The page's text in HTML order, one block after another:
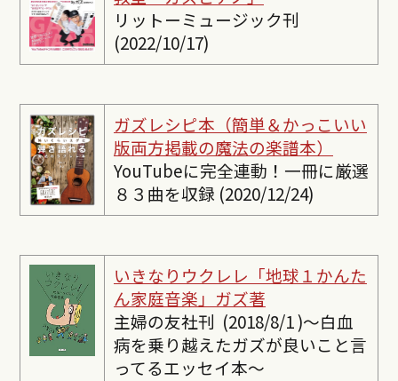
リットーミュージック刊
(2022/10/17)
ガズレシピ本（簡単＆かっこいい
版両方掲載の魔法の楽譜本）
YouTubeに完全連動！一冊に厳選
８３曲を収録 (2020/12/24)
いきなりウクレレ「地球１かんた
ん家庭音楽」ガズ著
主婦の友社刊 (2018/8/1 )〜白血
病を乗り越えたガズが良いこと言
ってるエッセイ本〜